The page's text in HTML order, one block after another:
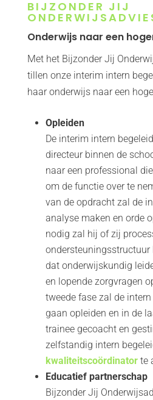
BIJZONDER JIJ
Onderwijs naar een
Met het Bijzonder Jij
tillen onze interim intern
haar onderwijs naar een
Opleiden
De interim intern
directeur binnen de
naar een professional
om de functie over te
van de opdracht zal de
analyse maken en orde
nodig zal hij of zij
ondersteuningsstructuur
dat onderwijskundig
en lopende zorgvragen
tweede fase zal de
gaan opleiden en in de
trainee gecoacht en
zelfstandig intern
kwaliteitscoördinatorte
Educatief partnerschap
Bijzonder Jij